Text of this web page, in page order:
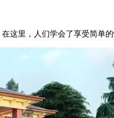
里，人们学会了享受简单的